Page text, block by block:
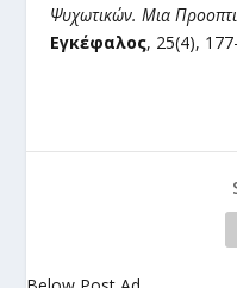
Ψυχωτικών. Μια
Εγκέφαλος, 25(4),